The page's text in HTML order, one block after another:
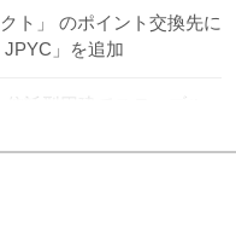
クト」 のポイント交換先に
JPYC」を追加
信託型円建てステーブル